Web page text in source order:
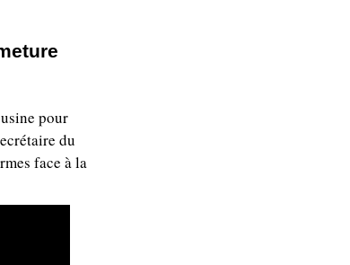
pour
du
face à la